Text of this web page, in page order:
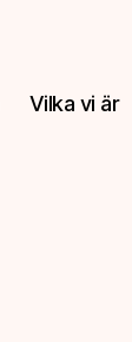
Vilka vi är